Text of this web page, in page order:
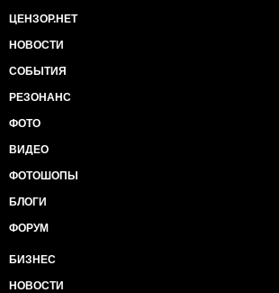
ЦЕНЗОР.НЕТ
НОВОСТИ
СОБЫТИЯ
РЕЗОНАНС
ФОТО
ВИДЕО
ФОТОШОПЫ
БЛОГИ
ФОРУМ
БИЗНЕС
НОВОСТИ